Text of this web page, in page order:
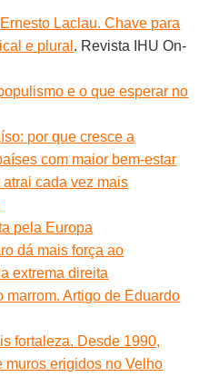
Laclau. Chave para
e plural . Revista IHU On-
e o que esperar no
por que cresce a
com maior bem-estar
cada vez mais
pela Europa
dá mais força ao
extrema direita
marrom. Artigo de Eduardo
fortaleza. Desde 1990,
muros erigidos no Velho